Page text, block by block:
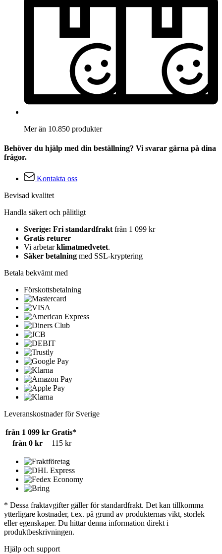
Mer än 10.850 produkter
Behöver du hjälp med din beställning? Vi svarar gärna på dina
frågor.
Kontakta oss
Bevisad kvalitet
Handla säkert och pålitligt
Sverige: Fri standardfrakt från 1 099 kr
Gratis returer
Vi arbetarklimatmedvetet.
Säker betalning med SSL-kryptering
Betala bekvämt med
Förskottsbetalning
Leveranskostnader för Sverige
från 1 099 kr Gratis*
från 0 kr
115 kr
* Dessa fraktavgifter gäller för standardfrakt. Det kan tillkomma
ytterligare kostnader, t.ex. på grund av produkternas vikt, storlek
eller egenskaper. Du hittar denna information direkt i
produktbeskrivningen.
Hjälp och support